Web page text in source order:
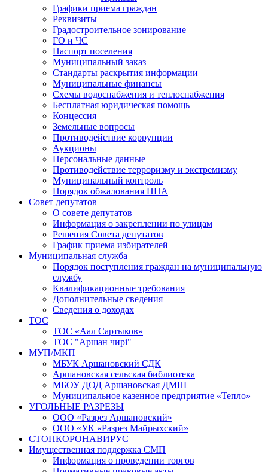
Графики приема граждан
Реквизиты
Градостроительное зонирование
ГО и ЧС
Паспорт поселения
Муниципальный заказ
Стандарты раскрытия информации
Муниципальные финансы
Схемы водоснабжения и теплоснабжения
Бесплатная юридическая помощь
Концессия
Земельные вопросы
Противодействие коррупции
Аукционы
Персональные данные
Противодействие терроризму и экстремизму
Муниципальный контроль
Порядок обжалования НПА
Совет депутатов
О совете депутатов
Информация о закреплении по улицам
Решения Совета депутатов
График приема избирателей
Муниципальная служба
Порядок поступления граждан на муниципальную
службу
Квалификационные требования
Дополнительные сведения
Сведения о доходах
ТОС
ТОС «Аал Сартыков»
ТОС "Аршан чирi"
МУП/МКП
МБУК Аршановский СДК
Аршановская сельская библиотека
МБОУ ДОД Аршановская ДМШ
Муниципальное казенное предприятие «Тепло»
УГОЛЬНЫЕ РАЗРЕЗЫ
ООО «Разрез Аршановский»
ООО «УК «Разрез Майрыхский»
СТОПКОРОНАВИРУС
Имущественная поддержка СМП
Информация о проведении торгов